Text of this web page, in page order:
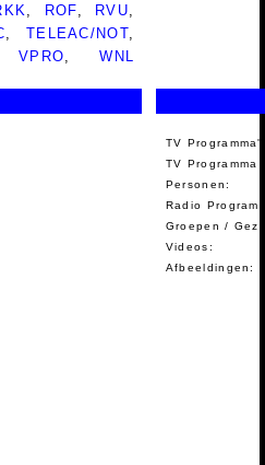
ROF RVU
TELEAC/NOT
VPRO ,WNL
TV
TV Programma
Personen:
Radio
Groepen /
Videos:
Afbeeldingen: